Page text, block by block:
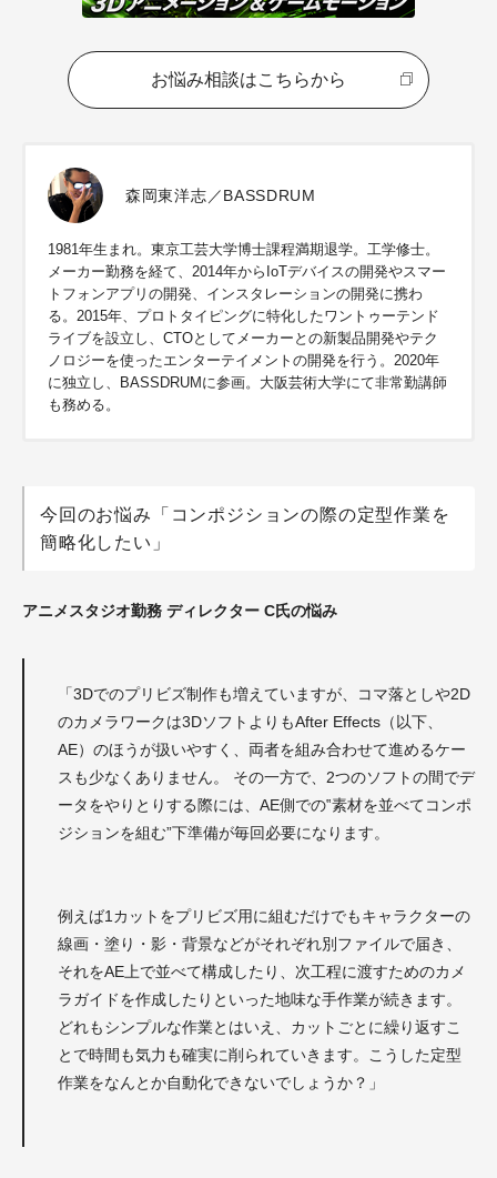
お悩み相談はこちらから
森岡東洋志／BASSDRUM
1981年生まれ。東京工芸大学博士課程満期退学。工学修士。
メーカー勤務を経て、2014年からIoTデバイスの開発やスマー
トフォンアプリの開発、インスタレーションの開発に携わ
る。2015年、プロトタイピングに特化したワントゥーテンド
ライブを設立し、CTOとしてメーカーとの新製品開発やテク
ノロジーを使ったエンターテイメントの開発を行う。2020年
に独立し、BASSDRUMに参画。大阪芸術大学にて非常勤講師
も務める。
今回のお悩み「コンポジションの際の定型作業を
簡略化したい」
アニメスタジオ勤務 ディレクター C氏の悩み
「3Dでのプリビズ制作も増えていますが、コマ落としや2D
のカメラワークは3DソフトよりもAfter Effects（以下、
AE）のほうが扱いやすく、両者を組み合わせて進めるケー
スも少なくありません。 その一方で、2つのソフトの間でデ
ータをやりとりする際には、AE側での‟素材を並べてコンポ
ジションを組む”下準備が毎回必要になります。
例えば1カットをプリビズ用に組むだけでもキャラクターの
線画・塗り・影・背景などがそれぞれ別ファイルで届き、
それをAE上で並べて構成したり、次工程に渡すためのカメ
ラガイドを作成したりといった地味な手作業が続きます。
どれもシンプルな作業とはいえ、カットごとに繰り返すこ
とで時間も気力も確実に削られていきます。こうした定型
作業をなんとか自動化できないでしょうか？」